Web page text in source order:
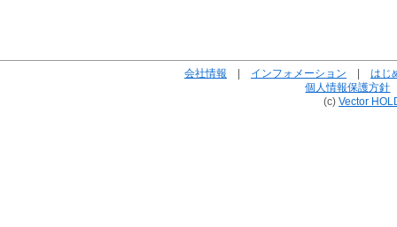
会社情報 インフォメーション
はじ
個人情報保護方針
(c) Vector